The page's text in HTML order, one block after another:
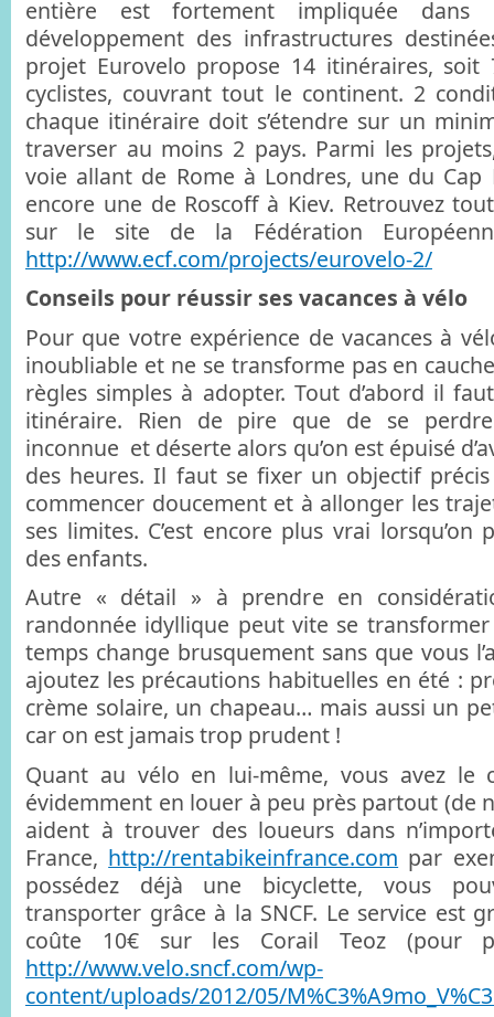
entière est fortement impliquée dans
développement des infrastructures
projet Eurovelo propose 14 itinéraires, soit
cyclistes, couvrant tout le continent. 2
chaque itinéraire doit s’étendre sur un
traverser au moins 2 pays. Parmi les
voie allant de Rome à Londres, une du
encore une de Roscoff à Kiev. Retrouvez
sur le site de la Fédération
http://www.ecf.com/projects/eurovelo-2/
Conseils pour réussir ses vacances à vélo
Pour que votre expérience de vacances à
inoubliable et ne se transforme pas en
règles simples à adopter. Tout d’abord il
itinéraire. Rien de pire que de se
inconnue et déserte alors qu’on est épuisé
des heures. Il faut se fixer un objectif
commencer doucement et à allonger les
ses limites. C’est encore plus vrai lorsqu’on
des enfants.
Autre « détail » à prendre en
randonnée idyllique peut vite se
temps change brusquement sans que vous
ajoutez les précautions habituelles en été :
crème solaire, un chapeau… mais aussi un
car on est jamais trop prudent !
Quant au vélo en lui-même, vous avez le
évidemment en louer à peu près partout (de
aident à trouver des loueurs dans
France, http://rentabikeinfrance.com par
possédez déjà une bicyclette, vous
transporter grâce à la SNCF. Le service est
coûte 10€ sur les Corail Teoz (pour
http://www.velo.sncf.com/wp-
content/uploads/2012/05/